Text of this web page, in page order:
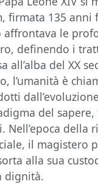
firmata 135 anni
le
definendo i
all’alba del XX
l’umanità è
del
Nell’epoca della
il magistero
alla sua
dignità.